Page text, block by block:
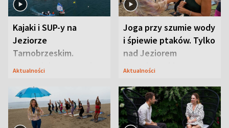
Kajaki i SUP-y na
Jeziorze
Tarnobrzeskim.
Przyrodnicy zwracają
Aktualności
Joga przy szumie wody
i śpiewie ptaków. Tylko
nad Jeziorem
Tarnobrzeskim
Aktualności